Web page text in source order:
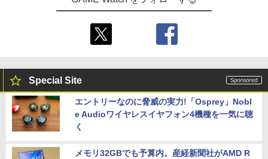
Special Site
エントリーなのに脅威の実力!「Osprey」Nobl
e Audioワイヤレスイヤフォン4機種を一気に聴
く
メモリ32GBでも予算内。産経新聞社がAMD R